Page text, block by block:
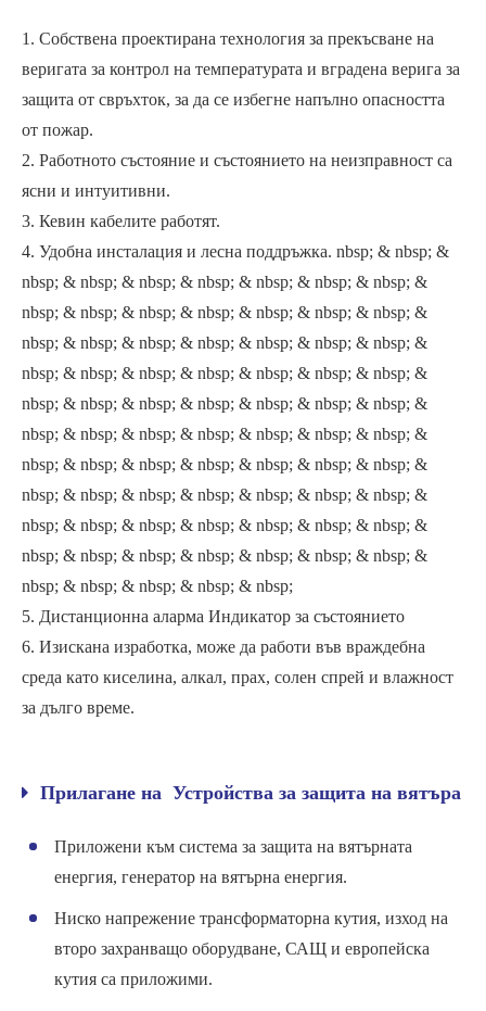
1. Собствена проектирана технология за прекъсване на
веригата за контрол на температурата и вградена верига за
защита от свръхток, за да се избегне напълно опасността
от пожар.
2. Работното състояние и състоянието на неизправност са
ясни и интуитивни.
3. Кевин кабелите работят.
4. Удобна инсталация и лесна поддръжка. nbsp; & nbsp; &
nbsp; & nbsp; & nbsp; & nbsp; & nbsp; & nbsp; & nbsp; &
nbsp; & nbsp; & nbsp; & nbsp; & nbsp; & nbsp; & nbsp; &
nbsp; & nbsp; & nbsp; & nbsp; & nbsp; & nbsp; & nbsp; &
nbsp; & nbsp; & nbsp; & nbsp; & nbsp; & nbsp; & nbsp; &
nbsp; & nbsp; & nbsp; & nbsp; & nbsp; & nbsp; & nbsp; &
nbsp; & nbsp; & nbsp; & nbsp; & nbsp; & nbsp; & nbsp; &
nbsp; & nbsp; & nbsp; & nbsp; & nbsp; & nbsp; & nbsp; &
nbsp; & nbsp; & nbsp; & nbsp; & nbsp; & nbsp; & nbsp; &
nbsp; & nbsp; & nbsp; & nbsp; & nbsp; & nbsp; & nbsp; &
nbsp; & nbsp; & nbsp; & nbsp; & nbsp; & nbsp; & nbsp; &
nbsp; & nbsp; & nbsp; & nbsp; & nbsp;
5. Дистанционна аларма Индикатор за състоянието
6. Изискана изработка, може да работи във враждебна
среда като киселина, алкал, прах, солен спрей и влажност
за дълго време.
Прилагане на Устройства за защита на вятъра
Приложени към система за защита на вятърната
енергия, генератор на вятърна енергия.
Ниско напрежение трансформаторна кутия, изход на
второ захранващо оборудване, САЩ и европейска
кутия са приложими.